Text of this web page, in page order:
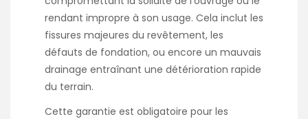
rendant impropre à son usage. Cela inclut les
fissures majeures du revêtement, les
défauts de fondation, ou encore un mauvais
drainage entraînant une détérioration rapide
du terrain.
Cette garantie est obligatoire pour les